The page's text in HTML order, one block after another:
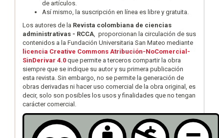
de artículos.
Así mismo, la suscripción en línea es libre y gratuita.
Los autores de la Revista colombiana de ciencias
administrativas - RCCA , proporcionan la circulación de sus
contenidos a la Fundación Universitaria San Mateo mediante
licencia Creative Commons Atribución-NoComercial-
SinDerivar 4.0 que permite a terceros compartir la obra
siempre que se indique su autor y su primera publicación
esta revista. Sin embargo, no se permite la generación de
obras derivadas ni hacer uso comercial de la obra original, es
decir, solo son posibles los usos y finalidades que no tengan
carácter comercial.